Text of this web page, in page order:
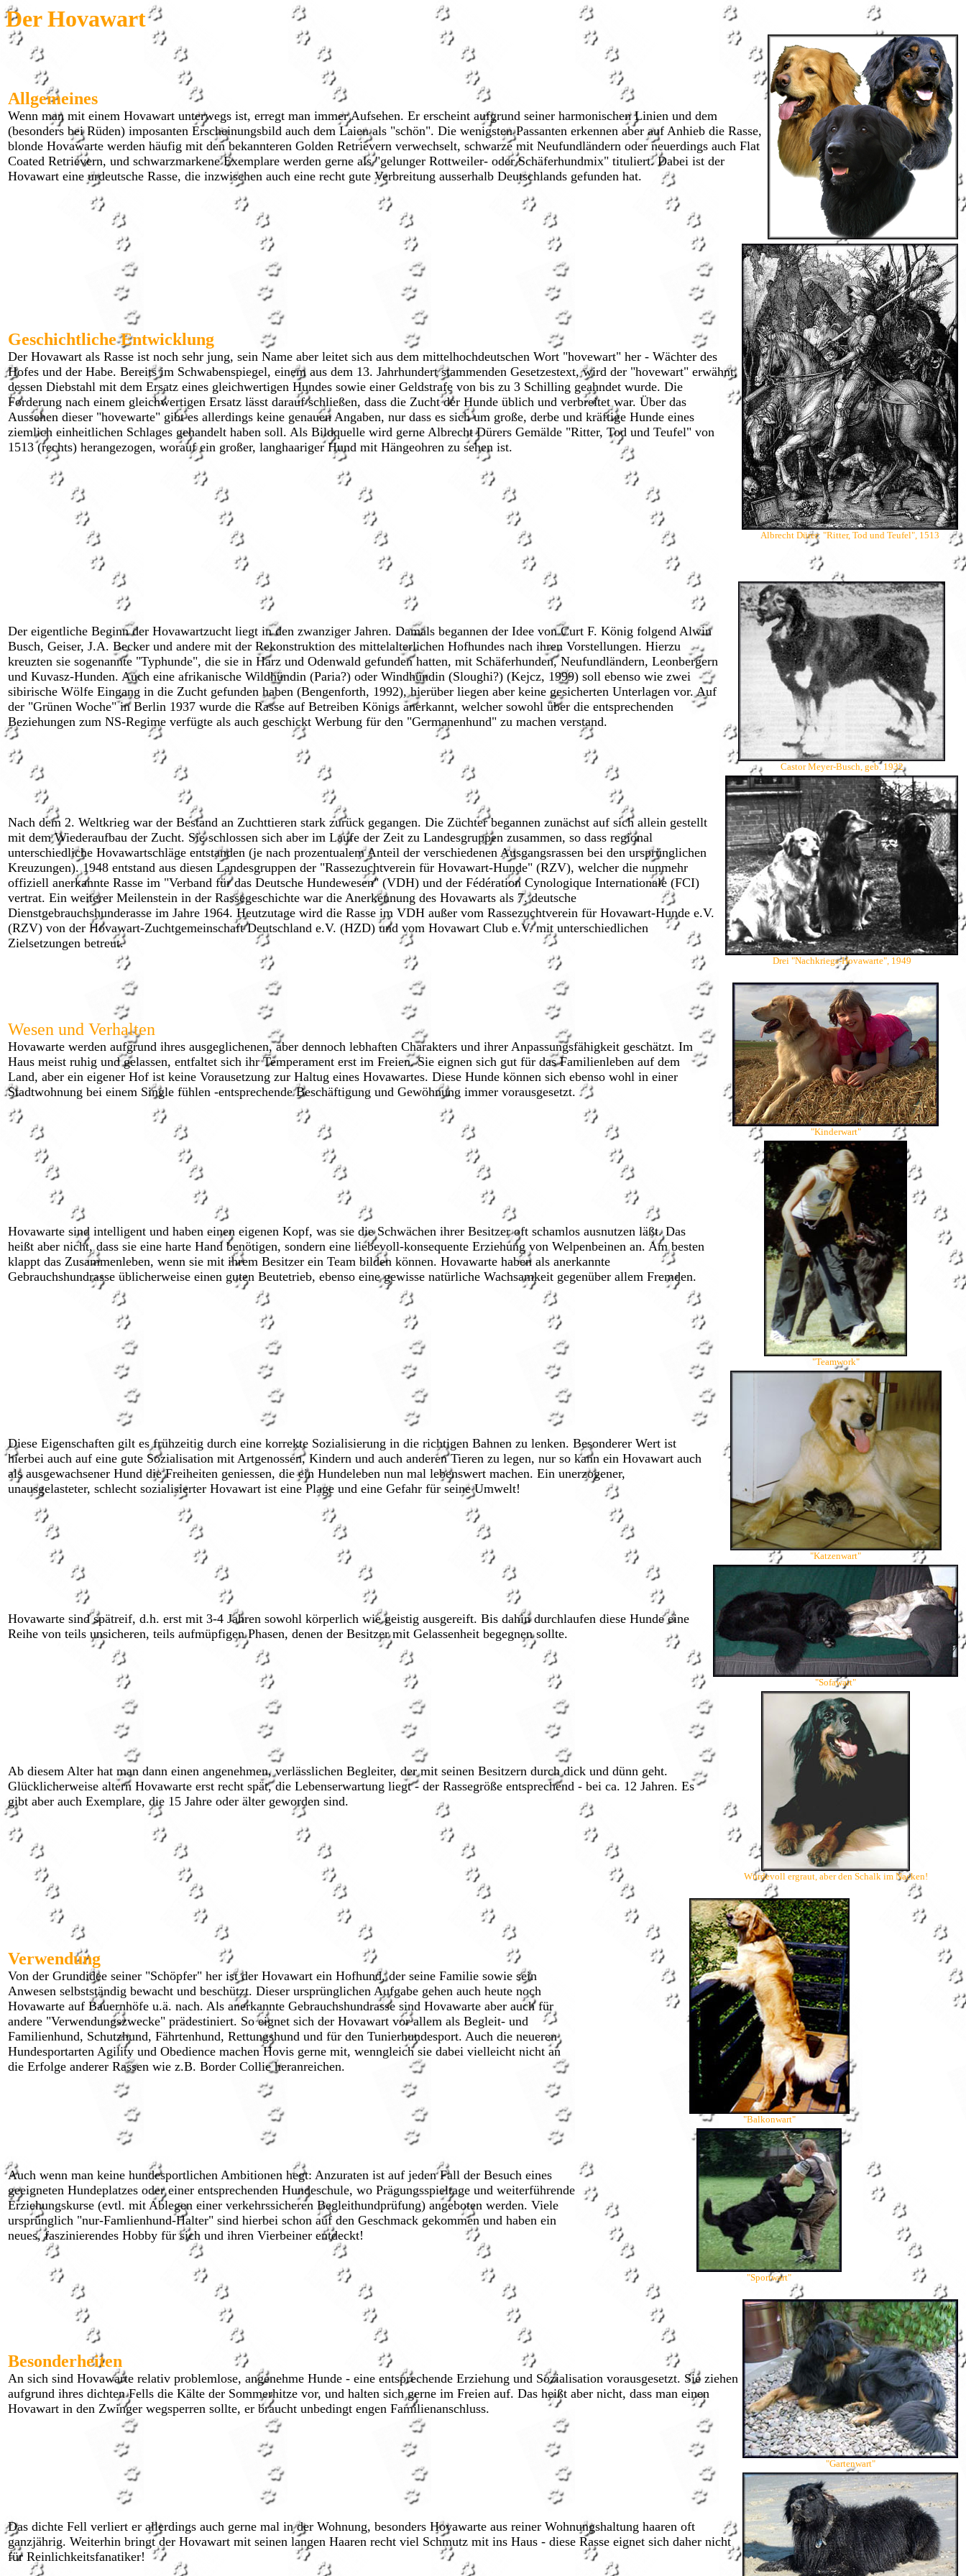
Der Hovawart
Allgemeines
Wenn man mit einem Hovawart unterwegs ist, erregt man immer Aufsehen. Er erscheint aufgrund seiner harmonischen Linien und dem
(besonders bei Rüden) imposanten Erscheinungsbild auch dem Laien als "schön". Die wenigsten Passanten erkennen aber auf Anhieb die Rasse,
blonde Hovawarte werden häufig mit den bekannteren Golden Retrievern verwechselt, schwarze mit Neufundländern oder neuerdings auch Flat
Coated Retrievern, und schwarzmarkene Exemplare werden gerne als "gelunger Rottweiler- oder Schäferhundmix" tituliert. Dabei ist der
Hovawart eine urdeutsche Rasse, die inzwischen auch eine recht gute Verbreitung ausserhalb Deutschlands gefunden hat.
Geschichtliche Entwicklung
Der Hovawart als Rasse ist noch sehr jung, sein Name aber leitet sich aus dem mittelhochdeutschen Wort "hovewart" her - Wächter des
Hofes und der Habe. Bereits im Schwabenspiegel, einem aus dem 13. Jahrhundert stammenden Gesetzestext, wird der "hovewart" erwähnt,
dessen Diebstahl mit dem Ersatz eines gleichwertigen Hundes sowie einer Geldstrafe von bis zu 3 Schilling geahndet wurde. Die
Forderung nach einem gleichwertigen Ersatz lässt darauf schließen, dass die Zucht der Hunde üblich und verbreitet war. Über das
Aussehen dieser "hovewarte" gibt es allerdings keine genauen Angaben, nur dass es sich um große, derbe und kräftige Hunde eines
ziemlich einheitlichen Schlages gehandelt haben soll. Als Bildquelle wird gerne Albrecht Dürers Gemälde "Ritter, Tod und Teufel" von
1513 (rechts) herangezogen, worauf ein großer, langhaariger Hund mit Hängeohren zu sehen ist.
Albrecht Dürer: "Ritter, Tod und Teufel", 1513
Der eigentliche Beginn der Hovawartzucht liegt in den zwanziger Jahren. Damals begannen der Idee von Curt F. König folgend Alwin
Busch, Geiser, J.A. Becker und andere mit der Rekonstruktion des mittelalterlichen Hofhundes nach ihren Vorstellungen. Hierzu
kreuzten sie sogenannte "Typhunde", die sie in Harz und Odenwald gefunden hatten, mit Schäferhunden, Neufundländern, Leonbergern
und Kuvasz-Hunden. Auch eine afrikanische Wildhündin (Paria?) oder Windhündin (Sloughi?) (Kejcz, 1999) soll ebenso wie zwei
sibirische Wölfe Eingang in die Zucht gefunden haben (Bengenforth, 1992), hierüber liegen aber keine gesicherten Unterlagen vor. Auf
der "Grünen Woche" in Berlin 1937 wurde die Rasse auf Betreiben Königs anerkannt, welcher sowohl über die entsprechenden
Beziehungen zum NS-Regime verfügte als auch geschickt Werbung für den "Germanenhund" zu machen verstand.
Castor Meyer-Busch, geb. 1932
Nach dem 2. Weltkrieg war der Bestand an Zuchttieren stark zurück gegangen. Die Züchter begannen zunächst auf sich allein gestellt
mit dem Wiederaufbau der Zucht. Sie schlossen sich aber im Laufe der Zeit zu Landesgruppen zusammen, so dass regional
unterschiedliche Hovawartschläge entstanden (je nach prozentualem Anteil der verschiedenen Ausgangsrassen bei den ursprünglichen
Kreuzungen). 1948 entstand aus diesen Landesgruppen der "Rassezuchtverein für Hovawart-Hunde" (RZV), welcher die nunmehr
offiziell anerkannte Rasse im "Verband für das Deutsche Hundewesen" (VDH) und der Fédération Cynologique Internationale (FCI)
vertrat. Ein weiterer Meilenstein in der Rassegeschichte war die Anerkennung des Hovawarts als 7. deutsche
Dienstgebrauchshunderasse im Jahre 1964. Heutzutage wird die Rasse im VDH außer vom Rassezuchtverein für Hovawart-Hunde e.V.
(RZV) von der Hovawart-Zuchtgemeinschaft Deutschland e.V. (HZD) und vom Hovawart Club e.V. mit unterschiedlichen
Zielsetzungen betreut.
Drei "Nachkriegs-Hovawarte", 1949
Wesen und Verhalten
Hovawarte werden aufgrund ihres ausgeglichenen, aber dennoch lebhaften Charakters und ihrer Anpassungsfähigkeit geschätzt. Im
Haus meist ruhig und gelassen, entfaltet sich ihr Temperament erst im Freien. Sie eignen sich gut für das Familienleben auf dem
Land, aber ein eigener Hof ist keine Vorausetzung zur Haltug eines Hovawartes. Diese Hunde können sich ebenso wohl in einer
Stadtwohnung bei einem Single fühlen -entsprechende Beschäftigung und Gewöhnung immer vorausgesetzt.
"Kinderwart"
Hovawarte sind intelligent und haben einen eigenen Kopf, was sie die Schwächen ihrer Besitzer oft schamlos ausnutzen läßt. Das
heißt aber nicht, dass sie eine harte Hand benötigen, sondern eine liebevoll-konsequente Erziehung von Welpenbeinen an. Am besten
klappt das Zusammenleben, wenn sie mit ihrem Besitzer ein Team bilden können. Hovawarte haben als anerkannte
Gebrauchshundrasse üblicherweise einen guten Beutetrieb, ebenso eine gewisse natürliche Wachsamkeit gegenüber allem Fremden.
"Teamwork"
Diese Eigenschaften gilt es frühzeitig durch eine korrekte Sozialisierung in die richtigen Bahnen zu lenken. Besonderer Wert ist
hierbei auch auf eine gute Sozialisation mit Artgenossen, Kindern und auch anderen Tieren zu legen, nur so kann ein Hovawart auch
als ausgewachsener Hund die Freiheiten geniessen, die ein Hundeleben nun mal lebenswert machen. Ein unerzogener,
unausgelasteter, schlecht sozialisierter Hovawart ist eine Plage und eine Gefahr für seine Umwelt!
"Katzenwart"
Hovawarte sind spätreif, d.h. erst mit 3-4 Jahren sowohl körperlich wie geistig ausgereift. Bis dahin durchlaufen diese Hunde eine
Reihe von teils unsicheren, teils aufmüpfigen Phasen, denen der Besitzer mit Gelassenheit begegnen sollte.
"Sofawart"
Ab diesem Alter hat man dann einen angenehmen, verlässlichen Begleiter, der mit seinen Besitzern durch dick und dünn geht.
Glücklicherweise altern Hovawarte erst recht spät, die Lebenserwartung liegt - der Rassegröße entsprechend - bei ca. 12 Jahren. Es
gibt aber auch Exemplare, die 15 Jahre oder älter geworden sind.
Würdevoll ergraut, aber den Schalk im Nacken!
Verwendung
Von der Grundidee seiner "Schöpfer" her ist der Hovawart ein Hofhund, der seine Familie sowie sein
Anwesen selbstständig bewacht und beschützt. Dieser ursprünglichen Aufgabe gehen auch heute noch
Hovawarte auf Bauernhöfe u.ä. nach. Als anerkannte Gebrauchshundrasse sind Hovawarte aber auch für
andere "Verwendungszwecke" prädestiniert. So eignet sich der Hovawart vor allem als Begleit- und
Familienhund, Schutzhund, Fährtenhund, Rettungshund und für den Tunierhundesport. Auch die neueren
Hundesportarten Agility und Obedience machen Hovis gerne mit, wenngleich sie dabei vielleicht nicht an
die Erfolge anderer Rassen wie z.B. Border Collie heranreichen.
"Balkonwart"
Auch wenn man keine hundesportlichen Ambitionen hegt: Anzuraten ist auf jeden Fall der Besuch eines
geeigneten Hundeplatzes oder einer entsprechenden Hundeschule, wo Prägungsspieltage und weiterführende
Erziehungskurse (evtl. mit Ablegen einer verkehrssicheren Begleithundprüfung) angeboten werden. Viele
ursprünglich "nur-Famlienhund-Halter" sind hierbei schon auf den Geschmack gekommen und haben ein
neues, faszinierendes Hobby für sich und ihren Vierbeiner entdeckt!
"Sportwart"
Besonderheiten
An sich sind Hovawarte relativ problemlose, angenehme Hunde - eine entsprechende Erziehung und Sozialisation vorausgesetzt. Sie ziehen
aufgrund ihres dichten Fells die Kälte der Sommerhitze vor, und halten sich gerne im Freien auf. Das heißt aber nicht, dass man einen
Hovawart in den Zwinger wegsperren sollte, er braucht unbedingt engen Familienanschluss.
"Gartenwart"
Das dichte Fell verliert er allerdings auch gerne mal in der Wohnung, besonders Hovawarte aus reiner Wohnungshaltung haaren oft
ganzjährig. Weiterhin bringt der Hovawart mit seinen langen Haaren recht viel Schmutz mit ins Haus - diese Rasse eignet sich daher nicht
für Reinlichkeitsfanatiker!